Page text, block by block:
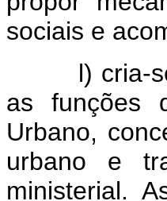
sociais e
l) cria-se,
as funções
Urbano,
urbano e
ministerial.